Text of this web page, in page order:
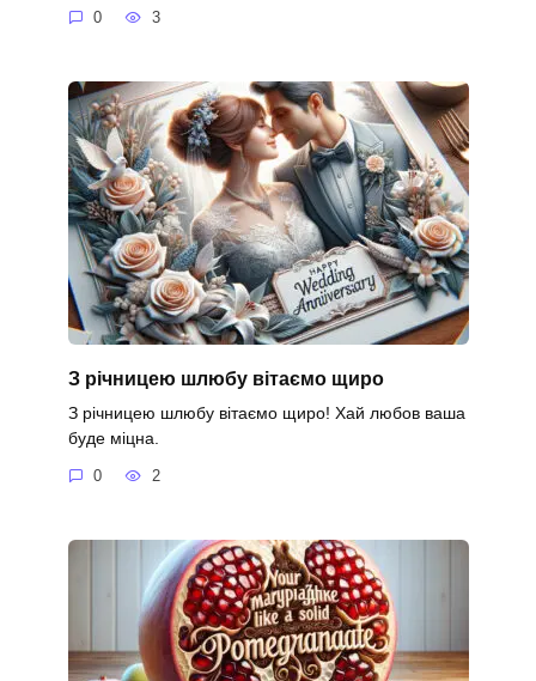
0 3
З річницею шлюбу вітаємо щиро
З річницею шлюбу вітаємо щиро! Хай любов ваша
буде міцна.
0 2